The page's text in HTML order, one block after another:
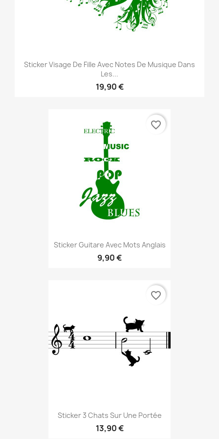
Sticker Visage De Fille Avec Notes De Musique Dans
Les...
19,90 €
Sticker Guitare Avec Mots Anglais
9,90 €
favorite_border
Sticker 3 Chats Sur Une Portée
13,90 €
favorite_border